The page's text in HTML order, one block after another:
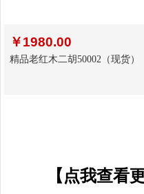
￥1980.00
精品老红木二胡50002（现货）
【点我查看